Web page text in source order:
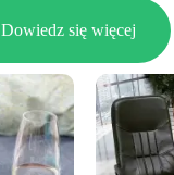
Dowiedz się więcej